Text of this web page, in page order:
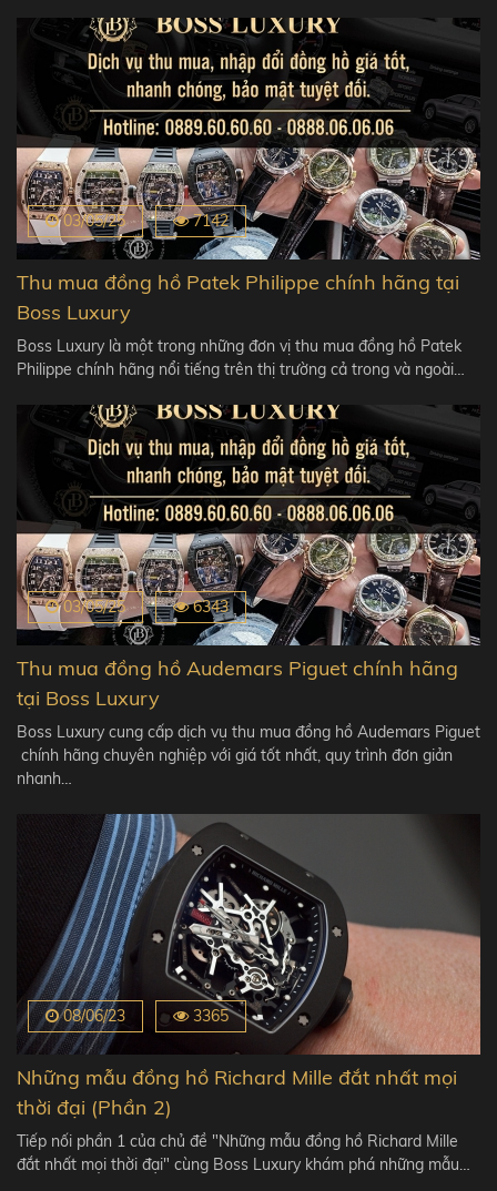
03/05/25 7142
Thu mua đồng hồ Patek Philippe chính hãng tại
Boss Luxury
Boss Luxury là một trong những đơn vị thu mua đồng hồ Patek
Philippe chính hãng nổi tiếng trên thị trường cả trong và ngoài…
03/05/25 6343
Thu mua đồng hồ Audemars Piguet chính hãng
tại Boss Luxury
Boss Luxury cung cấp dịch vụ thu mua đồng hồ Audemars Piguet
chính hãng chuyên nghiệp với giá tốt nhất, quy trình đơn giản
nhanh…
08/06/23 3365
Những mẫu đồng hồ Richard Mille đắt nhất mọi
thời đại (Phần 2)
Tiếp nối phần 1 của chủ đề "Những mẫu đồng hồ Richard Mille
đắt nhất mọi thời đại" cùng Boss Luxury khám phá những mẫu…